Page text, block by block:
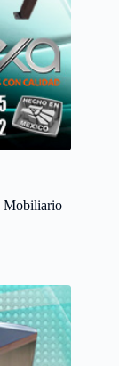
Mobiliario